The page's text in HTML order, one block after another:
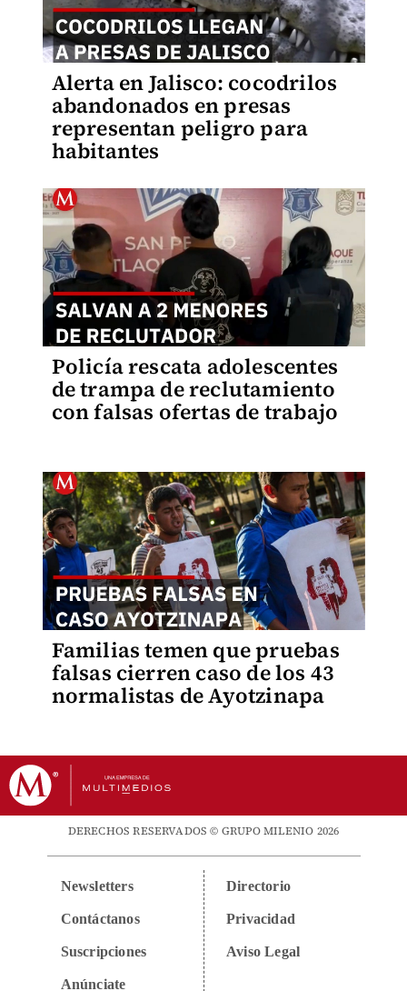
Alerta en Jalisco: cocodrilos
abandonados en presas
representan peligro para
habitantes
Policía rescata adolescentes
de trampa de reclutamiento
con falsas ofertas de trabajo
Familias temen que pruebas
falsas cierren caso de los 43
normalistas de Ayotzinapa
DERECHOS RESERVADOS © GRUPO MILENIO 2026
Newsletters
Contáctanos
Suscripciones
Anúnciate
Directorio
Privacidad
Aviso Legal